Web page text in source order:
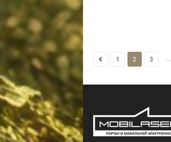
1 2 3 ...